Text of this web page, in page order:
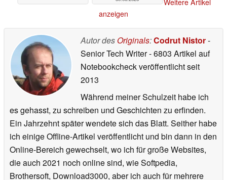
Weitere Artikel
anzeigen
Autor des Originals:Codrut Nistor-
Senior Tech Writer- 6803 Artikel auf
Notebookcheck veröffentlichtseit
2013
Während meiner Schulzeit habe ich
es gehasst, zu schreiben und Geschichten zu erfinden.
Ein Jahrzehnt später wendete sich das Blatt. Seither habe
ich einige Offline-Artikel veröffentlicht und bin dann in den
Online-Bereich gewechselt, wo ich für große Websites,
die auch 2021 noch online sind, wie Softpedia,
Brothersoft, Download3000, aber ich auch für mehrere